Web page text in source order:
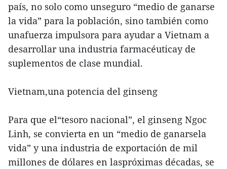
país, no solo como unseguro “medio de ganarse
la vida” para la población, sino también como
unafuerza impulsora para ayudar a Vietnam a
desarrollar una industria farmacéuticay de
suplementos de clase mundial.
Vietnam,una potencia del ginseng
Para que el“tesoro nacional”, el ginseng Ngoc
Linh, se convierta en un “medio de ganarsela
vida” y una industria de exportación de mil
millones de dólares en laspróximas décadas, se